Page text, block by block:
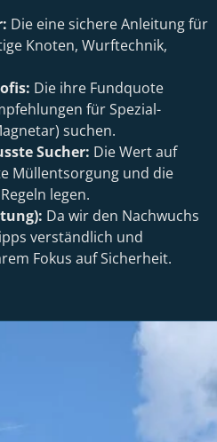
Die eine sichere Anleitung für
Knoten, Wurftechnik,
Die ihre Fundquote
für Spezial-
suchen.
Sucher: Die Wert auf
Müllentsorgung und die
legen.
Da wir den Nachwuchs
verständlich und
Fokus auf Sicherheit.